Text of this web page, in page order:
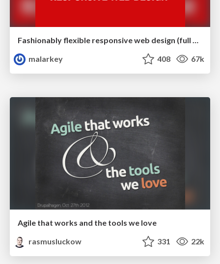
Fashionably flexible responsive web design (full day workshop)
malarkey
408 67k
Agile that works and the tools we love
rasmusluckow
331 22k